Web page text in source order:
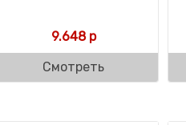
9.648р
Смотреть